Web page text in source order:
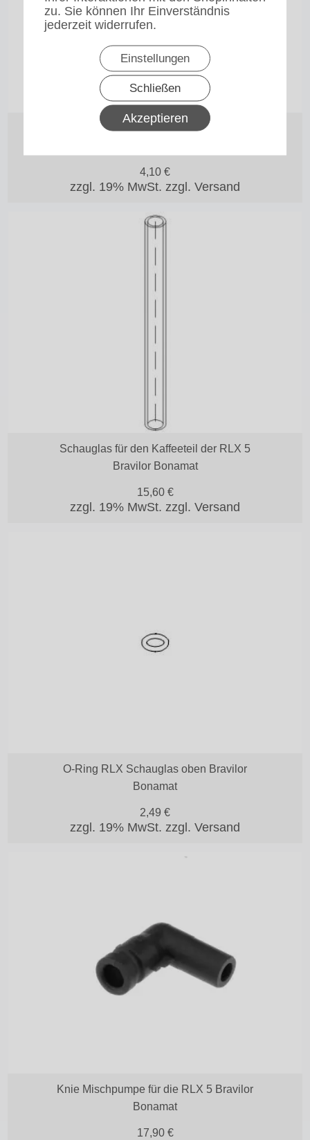
zu. Sie können Ihr Einverständnis
jederzeit widerrufen.
Einstellungen
Schließen
Akzeptieren
O-Ring 12 x 3 unten für das Schauglas der
zzgl. 19% MwSt. zzgl. Versand
4,10 €
Schauglas für den Kaffeeteil der RLX 5
Bravilor Bonamat
zzgl. 19% MwSt. zzgl. Versand
15,60€
O-Ring RLX Schauglas oben Bravilor
Bonamat
zzgl. 19% MwSt. zzgl. Versand
2,49 €
Knie Mischpumpe für die RLX 5 Bravilor
Bonamat
17,90€